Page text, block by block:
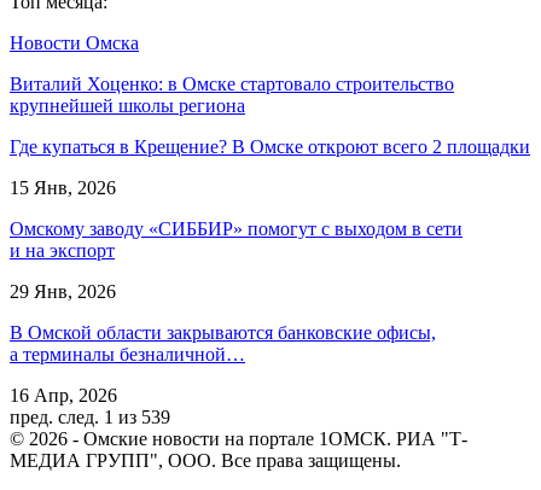
Новости Омска
Виталий Хоценко: в Омске стартовало строительство
крупнейшей школы региона
Где купаться в Крещение? В Омске откроют всего 2 площадки
15 Янв, 2026
Омскому заводу «СИББИР» помогут с выходом в сети
и на экспорт
29 Янв, 2026
В Омской области закрываются банковские офисы,
а терминалы безналичной…
16 Апр, 2026
пред. след. 1 из 539
© 2026 - Омские новости на портале 1ОМСК. РИА "Т-
МЕДИА ГРУПП", ООО. Все права защищены.